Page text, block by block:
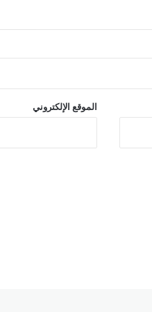
الموقع الإلكتروني